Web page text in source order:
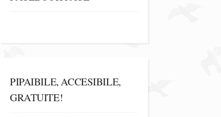
PIPAIBILE, ACCESIBILE,
GRATUITE!